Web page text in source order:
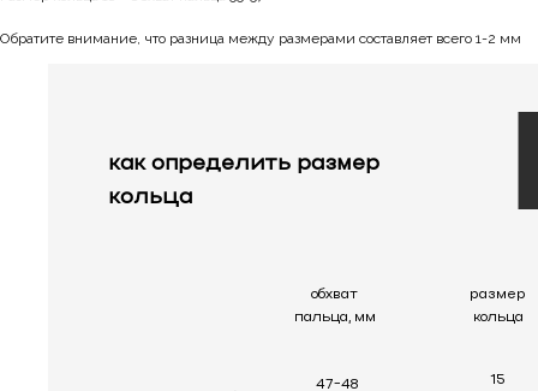
Обратите внимание, что разница между размерами составляет всего 1-2 мм